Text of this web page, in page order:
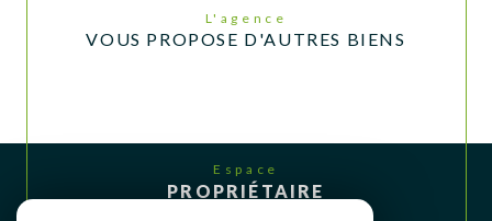
L'agence
VOUS PROPOSE D'AUTRES BIENS
Espace
PROPRIÉTAIRE